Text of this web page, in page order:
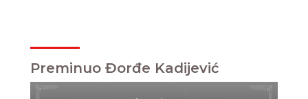
Preminuo Đorđe Kadijević